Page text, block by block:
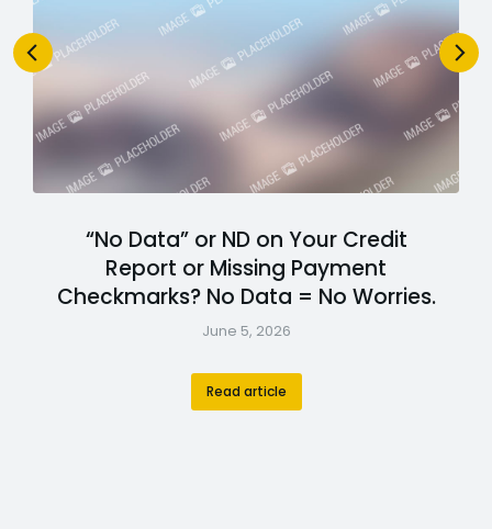
“No Data” or ND on Your Credit
Report or Missing Payment
Checkmarks? No Data = No Worries.
June 5, 2026
Read article